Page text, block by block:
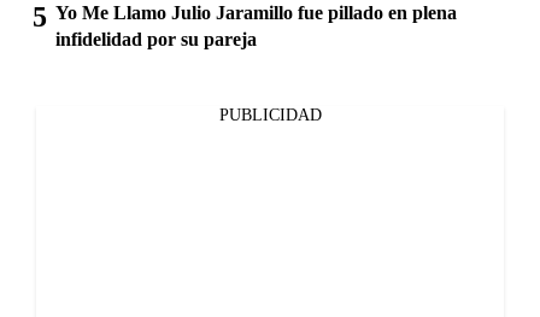
Yo Me Llamo Julio Jaramillo fue pillado en plena
infidelidad por su pareja
PUBLICIDAD